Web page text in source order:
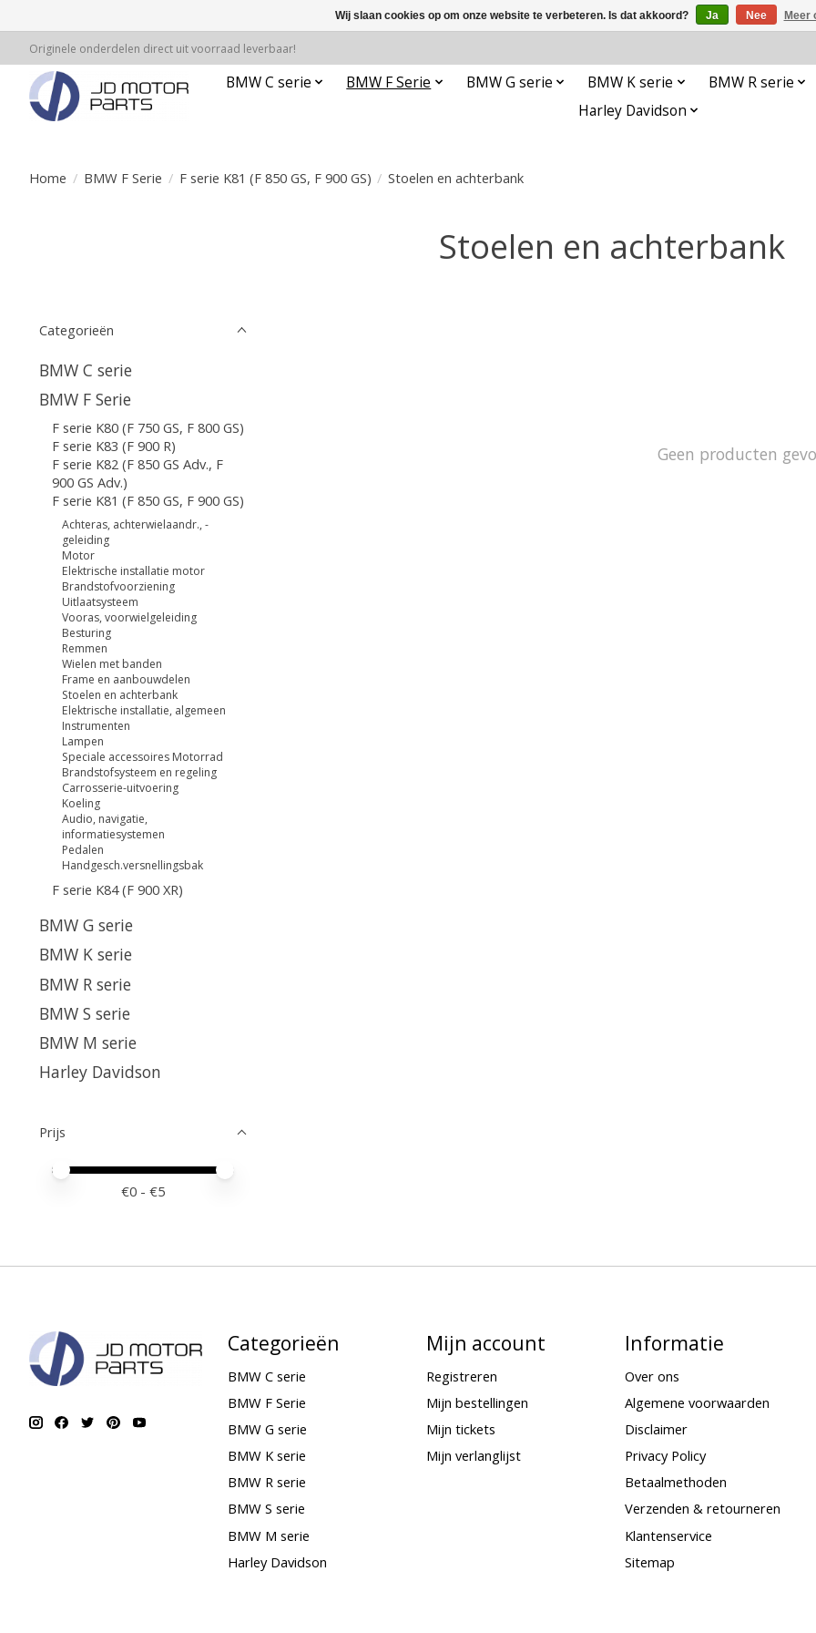
Originele onderdelen direct uit voorraad leverbaar!
BMW C serie BMW F Serie BMW G serie BMW K serie BMW R serie
Harley Davidson
Home / BMW F Serie / F serie K81 (F 850 GS, F 900 GS) / Stoelen en achterbank
Stoelen en achterbank
Categorieën
BMW C serie
BMW F Serie
F serie K80 (F 750 GS, F 800 GS)
F serie K83 (F 900 R)
F serie K82 (F 850 GS Adv., F
900 GS Adv.)
F serie K81 (F 850 GS, F 900 GS)
Achteras, achterwielaandr., -
geleiding
Motor
Elektrische installatie motor
Brandstofvoorziening
Uitlaatsysteem
Vooras, voorwielgeleiding
Besturing
Remmen
Wielen met banden
Frame en aanbouwdelen
Stoelen en achterbank
Elektrische installatie, algemeen
Instrumenten
Lampen
Speciale accessoires Motorrad
Brandstofsysteem en regeling
Carrosserie-uitvoering
Koeling
Audio, navigatie,
informatiesystemen
Pedalen
Handgesch.versnellingsbak
F serie K84 (F 900 XR)
BMW G serie
BMW K serie
BMW R serie
BMW S serie
BMW M serie
Harley Davidson
Prijs
Minimale prijswaarde
Price maximum value
€0 - €5
Geen producten
Categorieën
BMW C serie
BMW F Serie
BMW G serie
BMW K serie
BMW R serie
BMW S serie
BMW M serie
Harley Davidson
Mijn account
Registreren
Mijn bestellingen
Mijn tickets
Mijn verlanglijst
Informatie
Over ons
Algemene voorwaarden
Disclaimer
Privacy Policy
Betaalmethoden
Verzenden & retourneren
Klantenservice
Sitemap
Wij slaan cookies op om onze website te verbeteren. Is dat akkoord? Ja Nee Meer